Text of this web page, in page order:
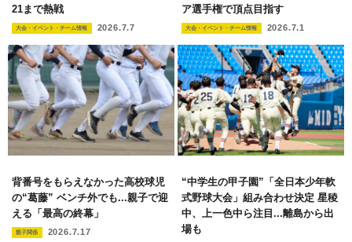
21まで熱戦
大会・イベント・チーム情報 2026.7.7
ア選手権で頂点目指す
大会・イベント・チーム情報 2026.7.1
背番号をもらえなかった高校球児
の“葛藤” ベンチ外でも...親子で迎
える「最高の終幕」
親子関係 2026.7.17
“中学生の甲子園”「全日本少年軟
式野球大会」組み合わせ決定 星稜
中、上一色中ら注目...離島から出
場も